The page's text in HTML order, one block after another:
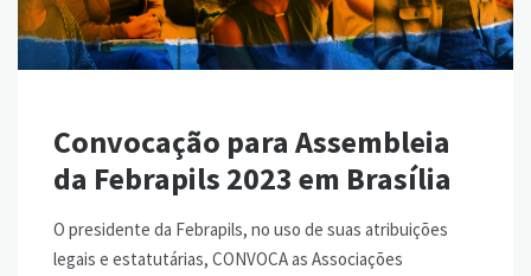
Convocação para Assembleia
da Febrapils 2023 em Brasília
O presidente da Febrapils, no uso de suas atribuições
legais e estatutárias, CONVOCA as Associações